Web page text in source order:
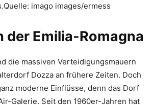
imago images/ermess
der Emilia-Romagna
die massiven Verteidigungsmauern
Dozza an frühere Zeiten. Doch
moderne Einflüsse, denn das Dorf
Galerie. Seit den 1960er-Jahren hat